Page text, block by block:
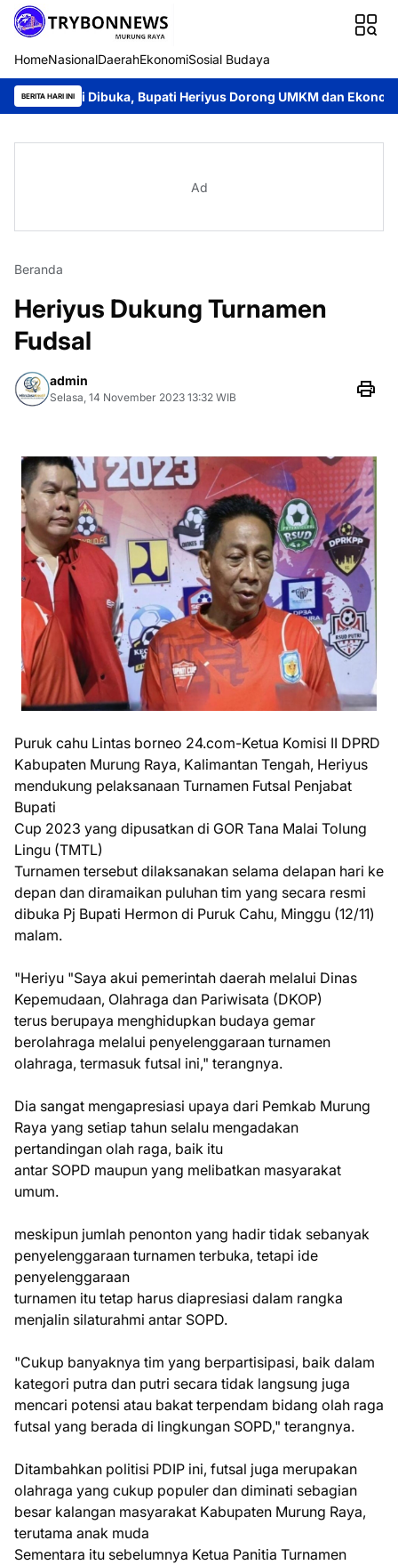
HomeNasionalDaerahEkonomiSosial Budaya
BERITA HARI INI
Dibuka, Bupati Heriyus Dorong UMKM dan Ekonomi Lokal
Ad
Beranda
Heriyus Dukung Turnamen
Fudsal
admin
Selasa, 14 November 2023 13:32 WIB
Puruk cahu Lintas borneo 24.com-Ketua Komisi II DPRD
Kabupaten Murung Raya, Kalimantan Tengah, Heriyus
mendukung pelaksanaan Turnamen Futsal Penjabat
Bupati
Cup 2023 yang dipusatkan di GOR Tana Malai Tolung
Lingu (TMTL)
Turnamen tersebut dilaksanakan selama delapan hari ke
depan dan diramaikan puluhan tim yang secara resmi
dibuka Pj Bupati Hermon di Puruk Cahu, Minggu (12/11)
malam.
"Heriyu "Saya akui pemerintah daerah melalui Dinas
Kepemudaan, Olahraga dan Pariwisata (DKOP)
terus berupaya menghidupkan budaya gemar
berolahraga melalui penyelenggaraan turnamen
olahraga, termasuk futsal ini," terangnya.
Dia sangat mengapresiasi upaya dari Pemkab Murung
Raya yang setiap tahun selalu mengadakan
pertandingan olah raga, baik itu
antar SOPD maupun yang melibatkan masyarakat
umum.
meskipun jumlah penonton yang hadir tidak sebanyak
penyelenggaraan turnamen terbuka, tetapi ide
penyelenggaraan
turnamen itu tetap harus diapresiasi dalam rangka
menjalin silaturahmi antar SOPD.
"Cukup banyaknya tim yang berpartisipasi, baik dalam
kategori putra dan putri secara tidak langsung juga
mencari potensi atau bakat terpendam bidang olah raga
futsal yang berada di lingkungan SOPD," terangnya.
Ditambahkan politisi PDIP ini, futsal juga merupakan
olahraga yang cukup populer dan diminati sebagian
besar kalangan masyarakat Kabupaten Murung Raya,
terutama anak muda
Sementara itu sebelumnya Ketua Panitia Turnamen